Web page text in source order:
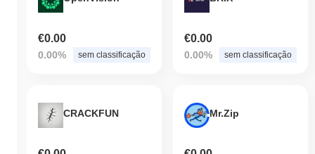
€0.00
0.00% sem classificação
€0.00
0.00% sem classificação
CRACKFUN Mr.Zip